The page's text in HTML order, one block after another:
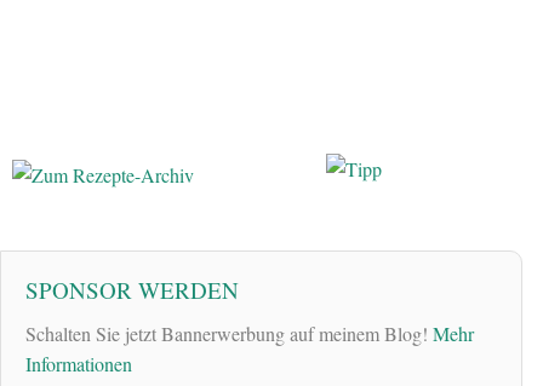
SPONSOR WERDEN
Schalten Sie jetzt Bannerwerbung auf meinem Blog! Mehr
Informationen